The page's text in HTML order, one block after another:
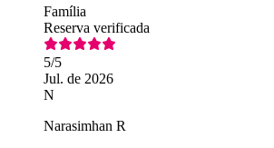
Família
Reserva verificada
5/5
Jul. de 2026
N
Narasimhan R